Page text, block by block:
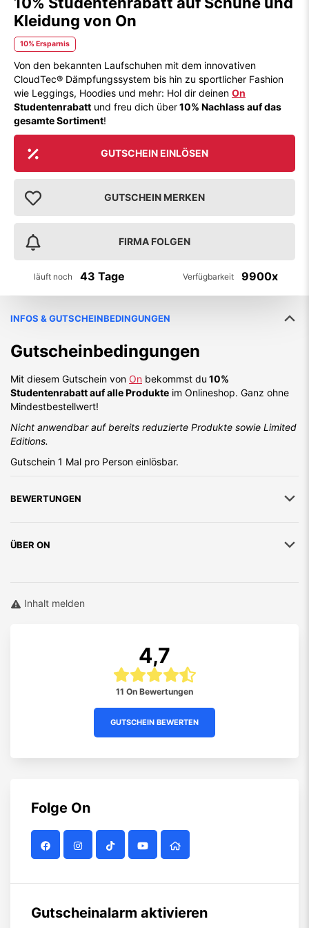
Kleidung von On
10% Ersparnis
Von den bekannten Laufschuhen mit dem innovativen
CloudTec® Dämpfungssystem bis hin zu sportlicher Fashion
wie Leggings, Hoodies und mehr: Hol dir deinen On
Studentenrabatt und freu dich über10% Nachlass auf das
gesamte Sortiment!
GUTSCHEIN EINLÖSEN
GUTSCHEIN MERKEN
FIRMA FOLGEN
läuft noch 43 Tage Verfügbarkeit 9900x
INFOS & GUTSCHEINBEDINGUNGEN
Gutscheinbedingungen
Mit diesem Gutschein von On bekommst du 10%
Studentenrabatt auf alle Produkte im Onlineshop. Ganz ohne
Mindestbestellwert!
Nicht anwendbar auf bereits reduzierte Produkte sowie Limited
Editions.
Gutschein 1 Mal pro Person einlösbar.
BEWERTUNGEN
ÜBER ON
Inhalt melden
4,7
11 On Bewertungen
GUTSCHEIN BEWERTEN
Folge On
Gutscheinalarm aktivieren